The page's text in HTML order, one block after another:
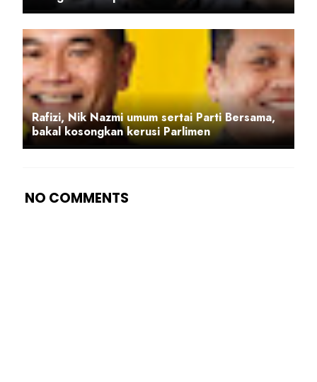
Rafizi, Nik Nazmi umum sertai Parti Bersama,
bakal kosongkan kerusi Parlimen
NO COMMENTS